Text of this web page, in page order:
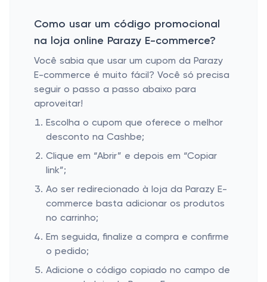
Como usar um código promocional
na loja online Parazy E-commerce?
Você sabia que usar um cupom da Parazy
E-commerce é muito fácil? Você só precisa
seguir o passo a passo abaixo para
aproveitar!
Escolha o cupom que oferece o melhor
desconto na Cashbe;
Clique em “Abrir” e depois em “Copiar
link”;
Ao ser redirecionado à loja da Parazy E-
commerce basta adicionar os produtos
no carrinho;
Em seguida, finalize a compra e confirme
o pedido;
Adicione o código copiado no campo de